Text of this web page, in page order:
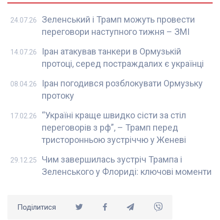
Зеленський і Трамп можуть провести
переговори наступного тижня – ЗМІ
24.07.26
Іран атакував танкери в Ормузькій
протоці, серед постраждалих є українці
14.07.26
Іран погодився розблокувати Ормузьку
протоку
08.04.26
“Україні краще швидко сісти за стіл
переговорів з рф”, – Трамп перед
тристоронньою зустріччю у Женеві
17.02.26
Чим завершилась зустріч Трампа і
Зеленського у Флориді: ключові моменти
29.12.25
Поділитися